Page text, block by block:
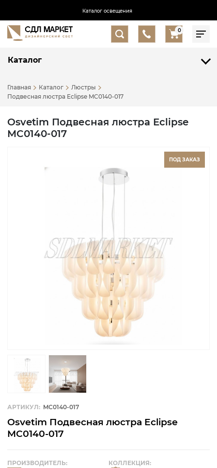
Каталог освещения
0
Каталог
Главная Каталог
Люстры
Подвесная люстра Eclipse MC0140-017
Osvetim Подвесная люстра Eclipse
MC0140-017
ПОД ЗАКАЗ
АРТИКУЛ: MC0140-017
Osvetim Подвесная люстра Eclipse
MC0140-017
КОЛЛЕКЦИЯ:
ПРОИЗВОДИТЕЛЬ: